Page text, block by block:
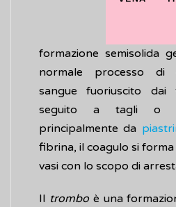
formazione semisolida
normale processo di
sangue fuoriuscito dai
seguito a tagli o
principalmente da
fibrina, il coagulo si
vasi con lo scopo di
Il tromboè una